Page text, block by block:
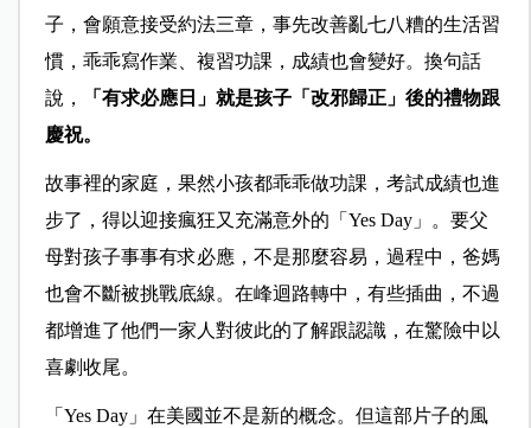
子，會願意接受約法三章，事先改善亂七八糟的生活習
慣，乖乖寫作業、複習功課，成績也會變好。換句話
說，
「有求必應日」就是孩子「改邪歸正」後的禮物跟
慶祝。
故事裡的家庭，果然小孩都乖乖做功課，考試成績也進
步了，得以迎接瘋狂又充滿意外的「Yes Day」。要父
母對孩子事事有求必應，不是那麼容易，過程中，爸媽
也會不斷被挑戰底線。在峰迴路轉中，有些插曲，不過
都增進了他們一家人對彼此的了解跟認識，在驚險中以
喜劇收尾。
「Yes Day」在美國並不是新的概念。但這部片子的風